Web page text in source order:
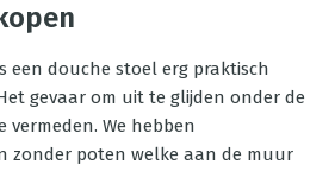
een douche stoel erg praktisch
gevaar om uit te glijden onder de
We hebben
zonder poten welke aan de muur